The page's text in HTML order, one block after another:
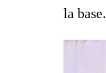
la base.